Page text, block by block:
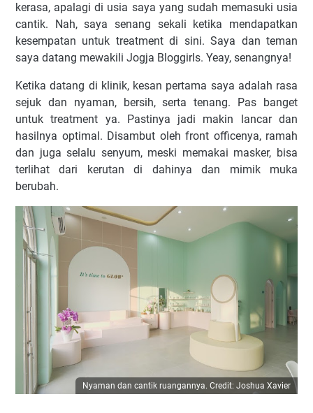
kerasa, apalagi di usia saya yang sudah memasuki usia
cantik. Nah, saya senang sekali ketika mendapatkan
kesempatan untuk treatment di sini. Saya dan teman
saya datang mewakili Jogja Bloggirls. Yeay, senangnya!
Ketika datang di klinik, kesan pertama saya adalah rasa
sejuk dan nyaman, bersih, serta tenang. Pas banget
untuk treatment ya. Pastinya jadi makin lancar dan
hasilnya optimal. Disambut oleh front officenya, ramah
dan juga selalu senyum, meski memakai masker, bisa
terlihat dari kerutan di dahinya dan mimik muka
berubah.
Nyaman dan cantik ruangannya. Credit: Joshua Xavier